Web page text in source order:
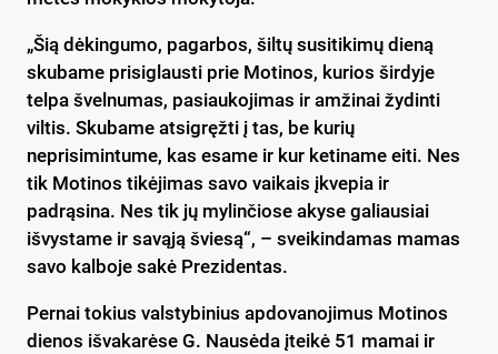
„Šią dėkingumo, pagarbos, šiltų susitikimų dieną
skubame prisiglausti prie Motinos, kurios širdyje
telpa švelnumas, pasiaukojimas ir amžinai žydinti
viltis. Skubame atsigręžti į tas, be kurių
neprisimintume, kas esame ir kur ketiname eiti. Nes
tik Motinos tikėjimas savo vaikais įkvepia ir
padrąsina. Nes tik jų mylinčiose akyse galiausiai
išvystame ir savąją šviesą“, – sveikindamas mamas
savo kalboje sakė Prezidentas.
Pernai tokius valstybinius apdovanojimus Motinos
dienos išvakarėse G. Nausėda įteikė 51 mamai ir